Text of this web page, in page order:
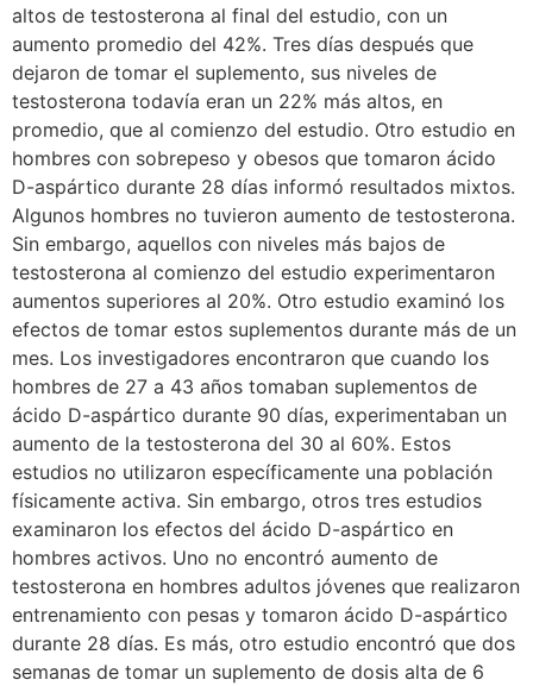
altos de testosterona al final del estudio, con un
aumento promedio del 42%. Tres días después que
dejaron de tomar el suplemento, sus niveles de
testosterona todavía eran un 22% más altos, en
promedio, que al comienzo del estudio. Otro estudio en
hombres con sobrepeso y obesos que tomaron ácido
D-aspártico durante 28 días informó resultados mixtos.
Algunos hombres no tuvieron aumento de testosterona.
Sin embargo, aquellos con niveles más bajos de
testosterona al comienzo del estudio experimentaron
aumentos superiores al 20%. Otro estudio examinó los
efectos de tomar estos suplementos durante más de un
mes. Los investigadores encontraron que cuando los
hombres de 27 a 43 años tomaban suplementos de
ácido D-aspártico durante 90 días, experimentaban un
aumento de la testosterona del 30 al 60%. Estos
estudios no utilizaron específicamente una población
físicamente activa. Sin embargo, otros tres estudios
examinaron los efectos del ácido D-aspártico en
hombres activos. Uno no encontró aumento de
testosterona en hombres adultos jóvenes que realizaron
entrenamiento con pesas y tomaron ácido D-aspártico
durante 28 días. Es más, otro estudio encontró que dos
semanas de tomar un suplemento de dosis alta de 6